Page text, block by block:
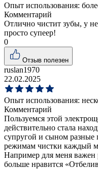
Опыт использования:
Комментарий
Отлично чистит зубы, у
просто супеер!
0
Отзыв полезен
ruslan1970
22.02.2025
Опыт использования:
Комментарий
Пользуемся этой
действительно стала
супругой и сыном разные
режимам чистки каждый
Например для меня важен
больше нравится